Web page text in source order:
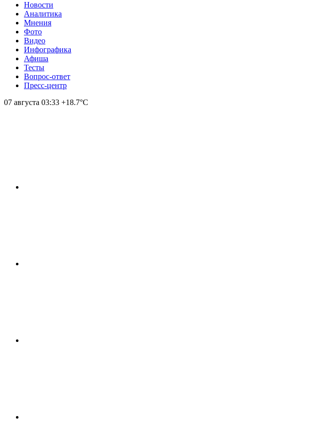
Новости
Аналитика
Мнения
Фото
Видео
Инфографика
Афиша
Тесты
Вопрос-ответ
Пресс-центр
07 августа 03:33 +18.7°С